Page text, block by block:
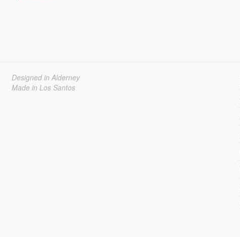
Designed in Alderney
Made in Los Santos